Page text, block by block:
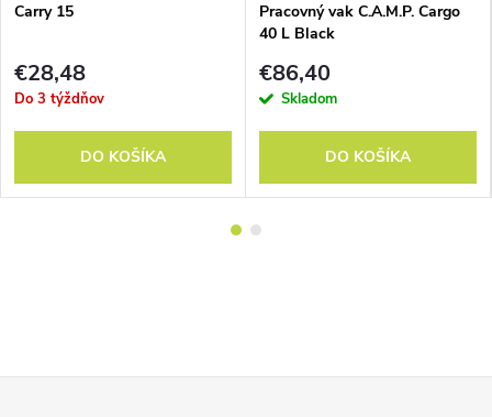
Carry 15
€28,48
Do 3 týždňov
DO KOŠÍKA
Pracovný vak C.A.M.P. Cargo
40 L Black
€86,40
Skladom
DO KOŠÍKA